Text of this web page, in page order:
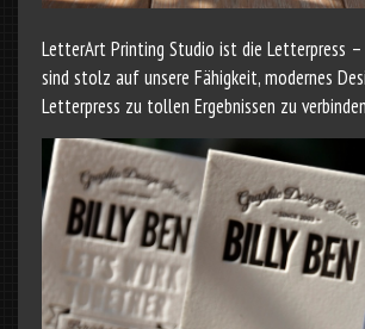
LetterArt Printing Studio ist die Letterpress
sind stolz auf unsere Fähigkeit, modernes
Letterpress zu tollen Ergebnissen zu